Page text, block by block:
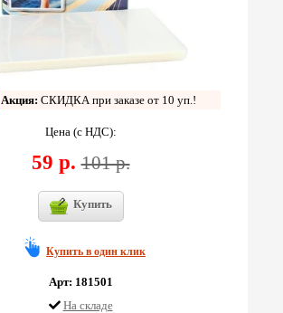
Акция: СКИДКА при заказе от 10 уп.!
Цена (с НДС):
59 р.101 р.
Купить
Купить в один клик
Арт: 181501
На складе